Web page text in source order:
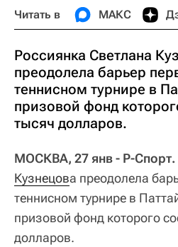
Читать в МАКС
Россиянка Светлана
преодолела барьер
теннисном турнире в
призовой фонд
тысяч долларов.
МОСКВА, 27 янв - Р-Спорт.
Кузнецова преодолела
теннисном турнире в
призовой фонд которого
долларов.